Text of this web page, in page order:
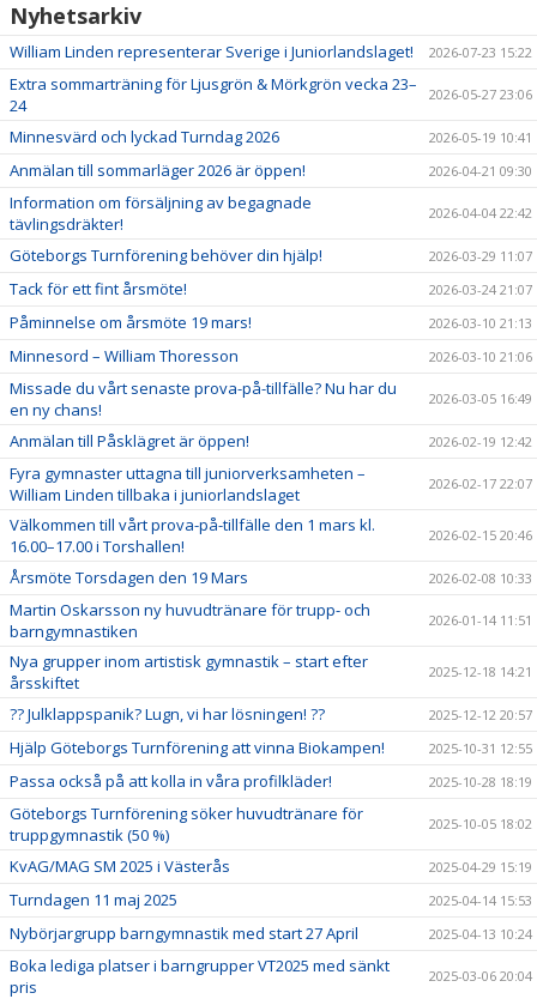
Nyhetsarkiv
William Linden representerar Sverige i Juniorlandslaget! 2026-07-23 15:22
Extra sommarträning för Ljusgrön & Mörkgrön vecka 23–
24
2026-05-27 23:06
Minnesvärd och lyckad Turndag 2026 2026-05-19 10:41
Anmälan till sommarläger 2026 är öppen! 2026-04-21 09:30
Information om försäljning av begagnade
tävlingsdräkter!
2026-04-04 22:42
Göteborgs Turnförening behöver din hjälp! 2026-03-29 11:07
Tack för ett fint årsmöte! 2026-03-24 21:07
Påminnelse om årsmöte 19 mars! 2026-03-10 21:13
Minnesord – William Thoresson 2026-03-10 21:06
Missade du vårt senaste prova-på-tillfälle? Nu har du
en ny chans!
2026-03-05 16:49
Anmälan till Påsklägret är öppen! 2026-02-19 12:42
Fyra gymnaster uttagna till juniorverksamheten –
William Linden tillbaka i juniorlandslaget
2026-02-17 22:07
Välkommen till vårt prova-på-tillfälle den 1 mars kl.
16.00–17.00 i Torshallen!
2026-02-15 20:46
Årsmöte Torsdagen den 19 Mars 2026-02-08 10:33
Martin Oskarsson ny huvudtränare för trupp- och
barngymnastiken
2026-01-14 11:51
Nya grupper inom artistisk gymnastik – start efter
årsskiftet
2025-12-18 14:21
?? Julklappspanik? Lugn, vi har lösningen! ?? 2025-12-12 20:57
Hjälp Göteborgs Turnförening att vinna Biokampen! 2025-10-31 12:55
Passa också på att kolla in våra profilkläder! 2025-10-28 18:19
Göteborgs Turnförening söker huvudtränare för
truppgymnastik (50 %)
2025-10-05 18:02
KvAG/MAG SM 2025 i Västerås 2025-04-29 15:19
Turndagen 11 maj 2025 2025-04-14 15:53
Nybörjargrupp barngymnastik med start 27 April 2025-04-13 10:24
Boka lediga platser i barngrupper VT2025 med sänkt
pris
2025-03-06 20:04